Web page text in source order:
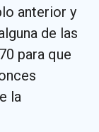
anterior y
de las
para que
la